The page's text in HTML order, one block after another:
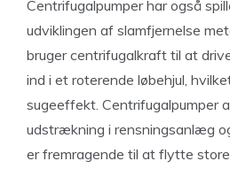
Centrifugalpumper har også
udviklingen af slamfjernelse
bruger centrifugalkraft til at
ind i et roterende løbehjul,
sugeeffekt. Centrifugalpumper
udstrækning i rensningsanlæg
er fremragende til at flytte